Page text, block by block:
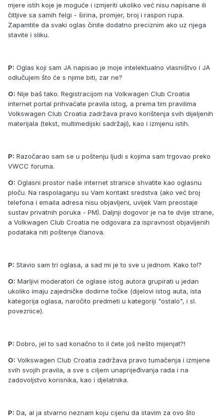
mjere istih koje je moguće i izmjeriti ukoliko već nisu napisane ili
čitljive sa samih felgi - širina, promjer, broj i raspon rupa.
Zapamtite da svaki oglas činite dodatno preciznim ako uz njega
stavite i sliku.
P: Oglas koji sam JA napisao je moje intelektualno vlasništvo i JA
odlučujem što će s njime biti, zar ne?
O: Nije baš tako. Registracijom na Volkwagen Club Croatia
internet portal prihvaćate pravila istog, a prema tim pravilima
Volkswagen Club Croatia zadržava pravo korištenja svih dijeljenih
materijala (tekst, multimedijski sadržaji), kao i izmjenu istih.
P: Razočarao sam se u poštenju ljudi s kojima sam trgovao preko
VWCC foruma.
O: Oglasni prostor naše internet stranice shvatite kao oglasnu
ploču. Na raspolaganju su Vam kontakt sredstva (ako već broj
telefona i emaila adresa nisu objavljeni, uvijek Vam preostaje
sustav privatnih poruka - PM). Daljnji dogovor je na te dvije strane,
a Volkwagen Club Croatia ne odgovara za ispravnost objavljenih
podataka niti poštenje članova.
P: Stavio sam tri oglasa, a sad mi je to sve u jednom. Kako to!?
O: Marljivi moderatori će oglase istog autora grupirati u jedan
ukoliko imaju zajedničke dodirne točke (dijelovi istog auta, ista
kategorija oglasa, naročito predmeti u kategoriji "ostalo", i sl.
poveznice).
P: Dobro, jel to sad konačno to il ćete još nešto mijenjat?!
O: Volkswagen Club Croatia zadržava pravo tumačenja i izmjene
svih svojih pravila, a sve s ciljem unaprijeđivanja rada i na
zadovoljstvo korisnika, kao i djelatnika.
P: Da, al ja stvarno neznam koju cijenu da stavim za ovo što